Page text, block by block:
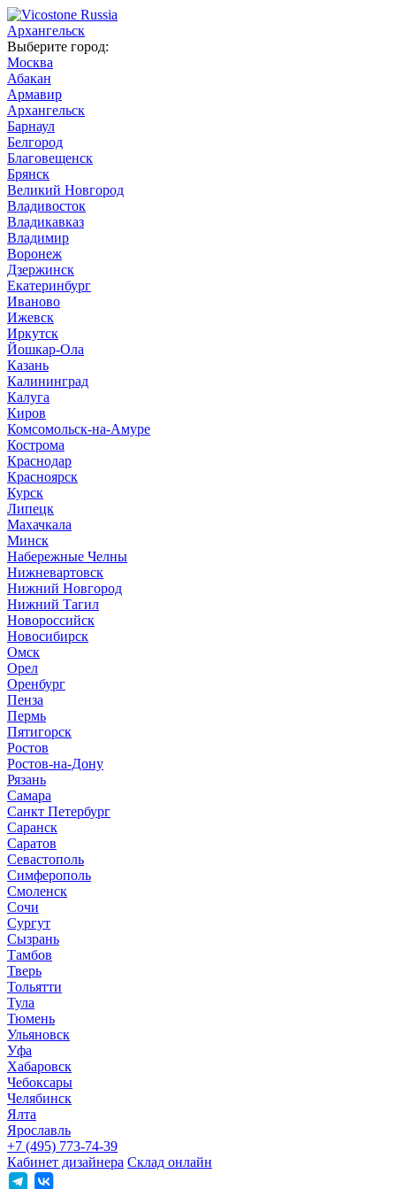
Архангельск
Выберите город:
Москва
Абакан
Армавир
Архангельск
Барнаул
Белгород
Благовещенск
Брянск
Великий Новгород
Владивосток
Владикавказ
Владимир
Воронеж
Дзержинск
Екатеринбург
Иваново
Ижевск
Иркутск
Йошкар-Ола
Казань
Калининград
Калуга
Киров
Комсомольск-на-Амуре
Кострома
Краснодар
Красноярск
Курск
Липецк
Махачкала
Минск
Набережные Челны
Нижневартовск
Нижний Новгород
Нижний Тагил
Новороссийск
Новосибирск
Омск
Орел
Оренбург
Пенза
Пермь
Пятигорск
Ростов
Ростов-на-Дону
Рязань
Самара
Санкт Петербург
Саранск
Саратов
Севастополь
Симферополь
Смоленск
Сочи
Сургут
Сызрань
Тамбов
Тверь
Тольятти
Тула
Тюмень
Ульяновск
Уфа
Хабаровск
Чебоксары
Челябинск
Ялта
Ярославль
+7 (495) 773-74-39
Кабинет дизайнера Склад онлайн